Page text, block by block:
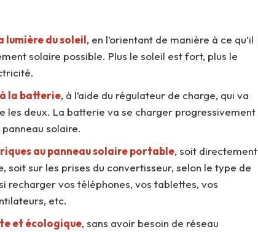
lumière du soleil, en l’orientant de manière à ce qu’il
solaire possible. Plus le soleil est fort, plus le
la batterie, à l’aide du régulateur de charge, qui va
les deux. La batterie va se charger progressivement
solaire.
au panneau solaire portable, soit directement
soit sur les prises du convertisseur, selon le type de
recharger vos téléphones, vos tablettes, vos
etc.
et écologique, sans avoir besoin de réseau